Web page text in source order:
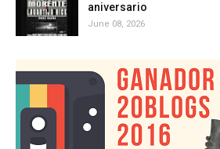
aniversario
June 08, 2026